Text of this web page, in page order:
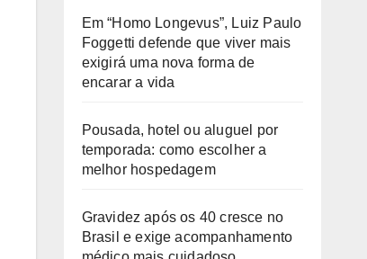
Em “Homo Longevus”, Luiz Paulo
Foggetti defende que viver mais
exigirá uma nova forma de
encarar a vida
Pousada, hotel ou aluguel por
temporada: como escolher a
melhor hospedagem
Gravidez após os 40 cresce no
Brasil e exige acompanhamento